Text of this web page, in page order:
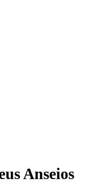
Anseios